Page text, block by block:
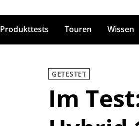
Produkttests Touren Wissen
GETESTET
Im